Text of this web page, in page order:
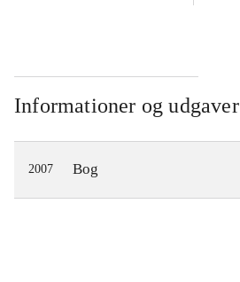
Informationer og udgaver
2007 Bog